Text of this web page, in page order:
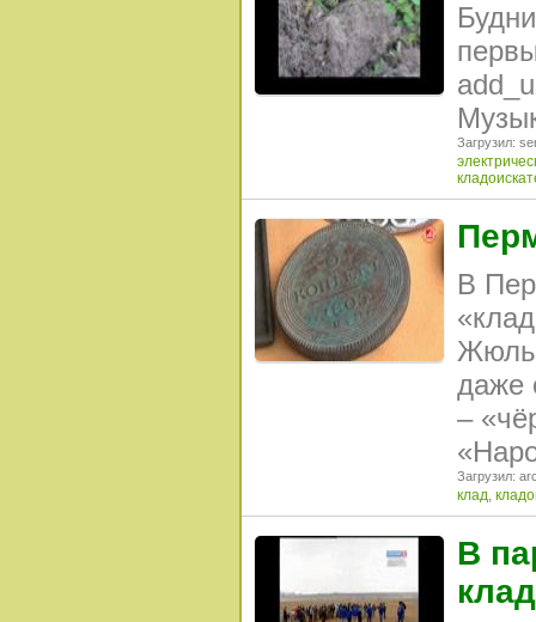
Загрузил:
В
Жюль
даже
–
Загрузил:
клад,
В